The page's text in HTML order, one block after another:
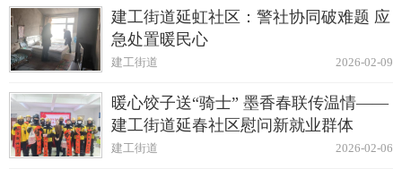
建工街道延虹社区：警社协同破难题 应
急处置暖民心
2026-02-09
建工街道
暖心饺子送“骑士” 墨香春联传温情——
建工街道延春社区慰问新就业群体
2026-02-06
建工街道